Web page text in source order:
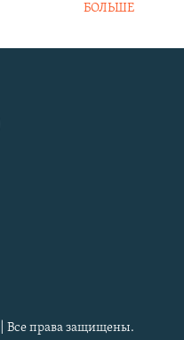
БОЛЬШЕ
Все права защищены.